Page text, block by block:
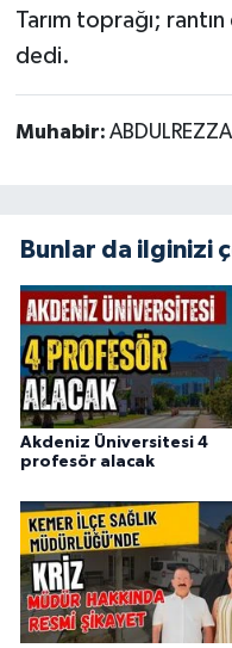
Tarım toprağı;
dedi.
Muhabir:
Bunlar da ilginizi
Akdeniz Üniversitesi 4
profesör alacak